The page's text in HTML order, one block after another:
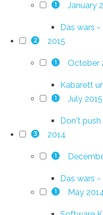
1 January
Das wars -
2 2015
1 October
Kabarett
1 July 2015
Don't push
3 2014
1
Das wars -
1 May